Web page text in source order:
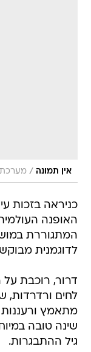
אין תמונה / מערכת
כניראה בזכות
האופנה
המתגוררת
לדוגמנית
דרור, רוכבת
לחים ורדרדות,
מתאמץ
שינה טובה
גיל ההתבגרות.